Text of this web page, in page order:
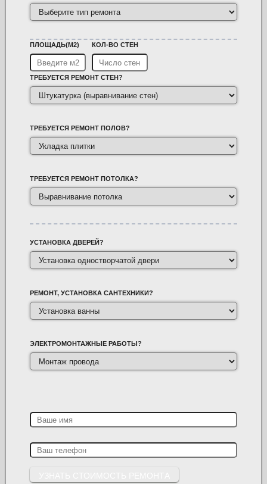
ПЛОЩАДЬ(М2) КОЛ-ВО СТЕН
ТРЕБУЕТСЯ РЕМОНТ СТЕН?
ТРЕБУЕТСЯ РЕМОНТ ПОЛОВ?
ТРЕБУЕТСЯ РЕМОНТ ПОТОЛКА?
УСТАНОВКА ДВЕРЕЙ?
РЕМОНТ, УСТАНОВКА САНТЕХНИКИ?
ЭЛЕКТРОМОНТАЖНЫЕ РАБОТЫ?